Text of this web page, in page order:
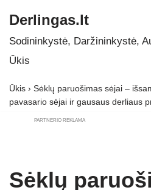
Skip
to
Derlingas.lt
Sodininkystė, Daržininkystė,
Ūkis
Ūkis › Sėklų paruošimas sėjai –
pavasario sėjai ir gausaus derliaus
PARTNERIO REKLAMA
Sėklų